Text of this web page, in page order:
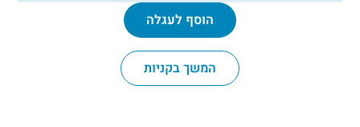
הוסף לעגלה
המשך בקניות